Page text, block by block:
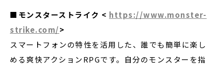
■モンスターストライク < https://www.monster-
strike.com/>
スマートフォンの特性を活用した、誰でも簡単に楽し
める爽快アクションRPGです。自分のモンスターを指